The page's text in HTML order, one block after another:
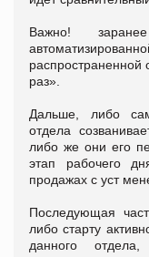
Важно!
распространенной
раз».
Дальше, либо сам
отдела
либо же они его
этап рабочего
продажах с уст
Последующая
либо старту
данного